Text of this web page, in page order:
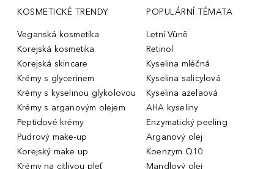
KOSMETICKÉ TRENDY
Veganská kosmetika
Korejská kosmetika
Korejská skincare
Krémy s glycerinem
Krémy s kyselinou glykolovou
Krémy s arganovým olejem
Peptidové krémy
Pudrový make-up
Korejský make up
Krémy na citlivou pleť
POPULÁRNÍ TÉMATA
Letní Vůně
Retinol
Kyselina mléčná
Kyselina salicylová
Kyselina azelaová
AHA kyseliny
Enzymatický peeling
Arganový olej
Koenzym Q10
Mandlový olej